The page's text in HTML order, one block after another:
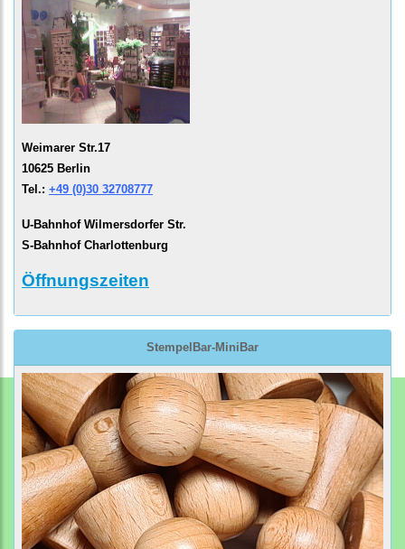
Weimarer Str.17
10625 Berlin
Tel.: +49 (0)30 32708777
U-Bahnhof Wilmersdorfer Str.
S-Bahnhof Charlottenburg
Öffnungszeiten
StempelBar-MiniBar